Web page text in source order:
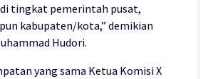
tingkat pemerintah pusat,
kabupaten/kota,” demikian
Hudori.
yang sama Ketua Komisi X